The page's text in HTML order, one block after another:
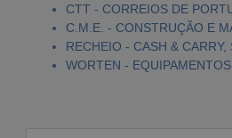
CTT - CORREIOS DE
C.M.E. - CONSTRUÇÃO E
RECHEIO - CASH & CARRY,
WORTEN -